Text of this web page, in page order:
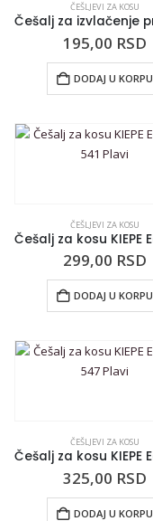
ČEŠLJEVI ZA KOSU
195,00 RSD
DODAJ U KORPU
ČEŠLJEVI ZA KOSU
299,00 RSD
DODAJ U KORPU
ČEŠLJEVI ZA KOSU
325,00 RSD
DODAJ U KORPU